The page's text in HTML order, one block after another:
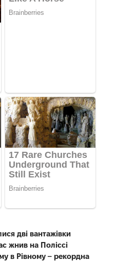
дві вантажівки
жнив на Поліссі
в Рівному – рекордна